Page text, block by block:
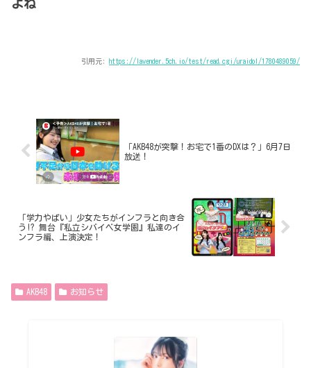
よね
引用元: https://lavender.5ch.io/test/read.cgi/uraidol/1780489059/
「AKB48が突撃！お宅で1番のDXは？」6月7日
放送！
「学力やばい」少女たちがインフラと向き合
う!? 舞台『私立シバイベ女学園』私達のイ
ンフラ編、上演決定！
AKB48 お知らせ